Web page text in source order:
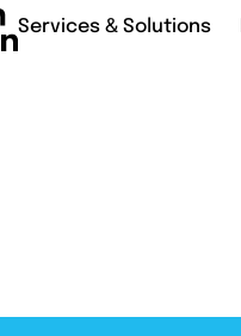
Services & Solutions